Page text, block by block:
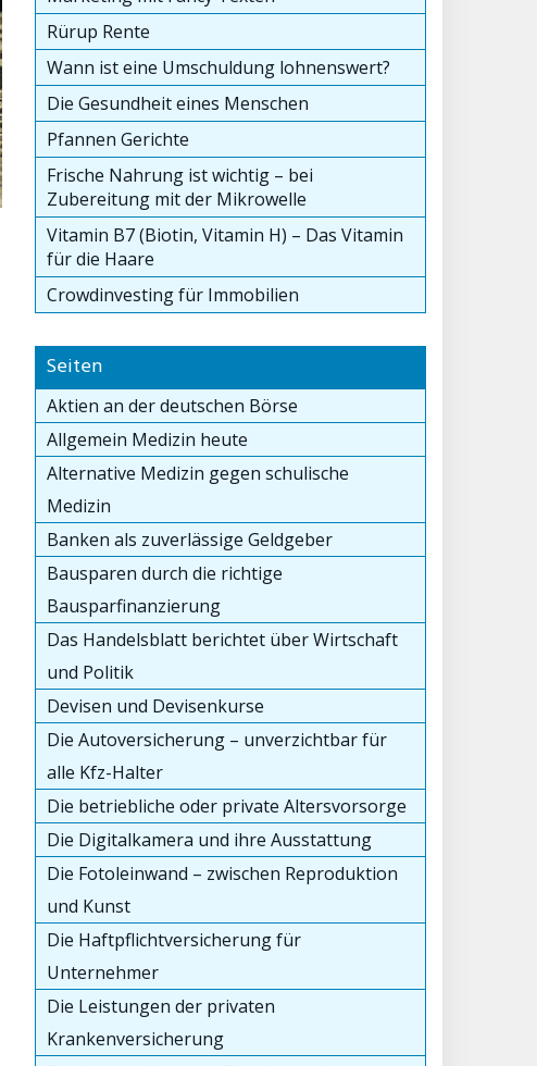
Rürup Rente
Wann ist eine Umschuldung lohnenswert?
Die Gesundheit eines Menschen
Pfannen Gerichte
Frische Nahrung ist wichtig – bei
Zubereitung mit der Mikrowelle
Vitamin B7 (Biotin, Vitamin H) – Das Vitamin
für die Haare
Crowdinvesting für Immobilien
Seiten
Aktien an der deutschen Börse
Allgemein Medizin heute
Alternative Medizin gegen schulische
Medizin
Banken als zuverlässige Geldgeber
Bausparen durch die richtige
Bausparfinanzierung
Das Handelsblatt berichtet über Wirtschaft
und Politik
Devisen und Devisenkurse
Die Autoversicherung – unverzichtbar für
alle Kfz-Halter
Die betriebliche oder private Altersvorsorge
Die Digitalkamera und ihre Ausstattung
Die Fotoleinwand – zwischen Reproduktion
und Kunst
Die Haftpflichtversicherung für
Unternehmer
Die Leistungen der privaten
Krankenversicherung